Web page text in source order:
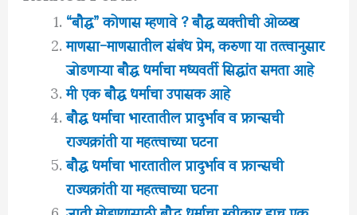
“बौद्ध” कोणास म्हणावे ? बौद्ध व्यक्तीची ओळख
माणसा-माणसातील संबंध प्रेम, करुणा या तत्त्वानुसार
जोडणाऱ्या बौद्ध धर्माचा मध्यवर्ती सिद्धांत समता आहे
मी एक बौद्ध धर्माचा उपासक आहे
बौद्ध धर्माचा भारतातील प्रादुर्भाव व फ्रान्सची
राज्यक्रांती या महत्त्वाच्या घटना
बौद्ध धर्माचा भारतातील प्रादुर्भाव व फ्रान्सची
राज्यक्रांती या महत्त्वाच्या घटना